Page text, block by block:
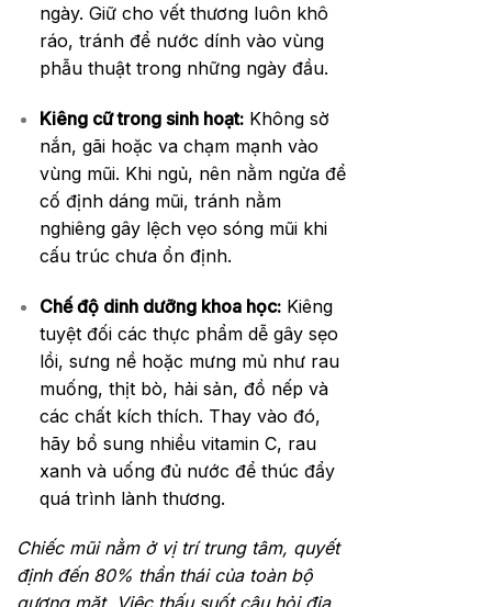
ngày. Giữ cho vết thương luôn khô
ráo, tránh để nước dính vào vùng
phẫu thuật trong những ngày đầu.
Kiêng cữ trong sinh hoạt:Không sờ
nắn, gãi hoặc va chạm mạnh vào
vùng mũi. Khi ngủ, nên nằm ngửa để
cố định dáng mũi, tránh nằm
nghiêng gây lệch vẹo sóng mũi khi
cấu trúc chưa ổn định.
Chế độ dinh dưỡng khoa học:Kiêng
tuyệt đối các thực phẩm dễ gây sẹo
lồi, sưng nề hoặc mưng mủ như rau
muống, thịt bò, hải sản, đồ nếp và
các chất kích thích. Thay vào đó,
hãy bổ sung nhiều vitamin C, rau
xanh và uống đủ nước để thúc đẩy
quá trình lành thương.
Chiếc mũi nằm ở vị trí trung tâm, quyết
định đến 80% thần thái của toàn bộ